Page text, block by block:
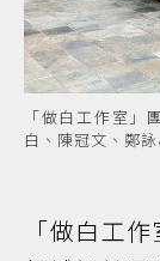
「做白工作室
白、陳冠文、鄭
「做白工